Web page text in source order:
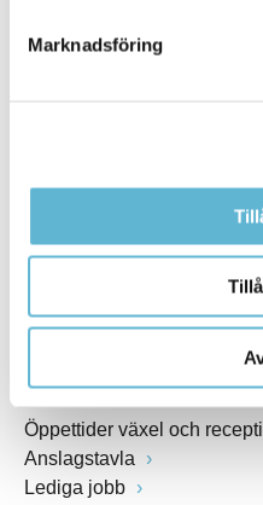
Marknadsföring
Box 18, 295 21 Bromölla
Fax: 0456-82 22 00
Öppettider växel och
Anslagstavla
Lediga jobb